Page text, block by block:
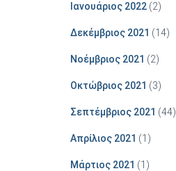
Ιανουάριος 2022(2)
Δεκέμβριος 2021 (14)
Νοέμβριος 2021 (2)
Οκτώβριος 2021 (3)
Σεπτέμβριος 2021 (44)
Απρίλιος 2021 (1)
Μάρτιος 2021 (1)